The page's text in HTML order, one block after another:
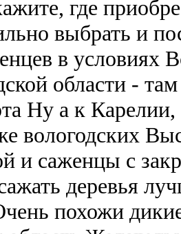
где
выбрать и
в условиях
области -
Ну а к
вологодских
и саженцы с
деревья
похожи